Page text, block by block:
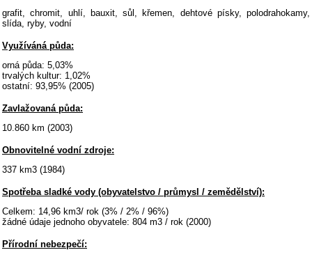
grafit, chromit, uhlí, bauxit, sůl, křemen, dehtové písky, polodrahokamy,
slída, ryby, vodní
Využíváná půda:
orná půda: 5,03%
trvalých kultur: 1,02%
ostatní: 93,95% (2005)
Zavlažovaná půda:
10.860 km (2003)
Obnovitelné vodní zdroje:
337 km3 (1984)
Spotřeba sladké vody (obyvatelstvo / průmysl / zemědělství):
Celkem: 14,96 km3/ rok (3% / 2% / 96%)
žádné údaje jednoho obyvatele: 804 m3 / rok (2000)
Přírodní nebezpečí: